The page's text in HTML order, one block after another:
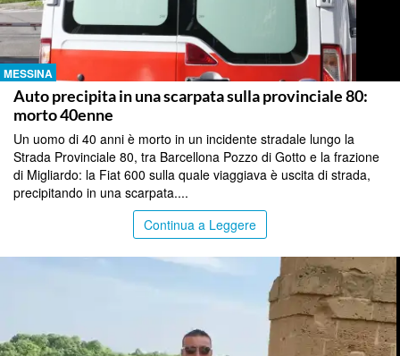
MESSINA
Auto precipita in una scarpata sulla provinciale 80:
morto 40enne
Un uomo di 40 anni è morto in un incidente stradale lungo la
Strada Provinciale 80, tra Barcellona Pozzo di Gotto e la frazione
di Migliardo: la Fiat 600 sulla quale viaggiava è uscita di strada,
precipitando in una scarpata....
Continua a Leggere